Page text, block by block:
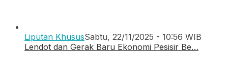
Liputan KhususSabtu, 22/11/2025 - 10:56 WIB
Lendot dan Gerak Baru Ekonomi Pesisir Be…